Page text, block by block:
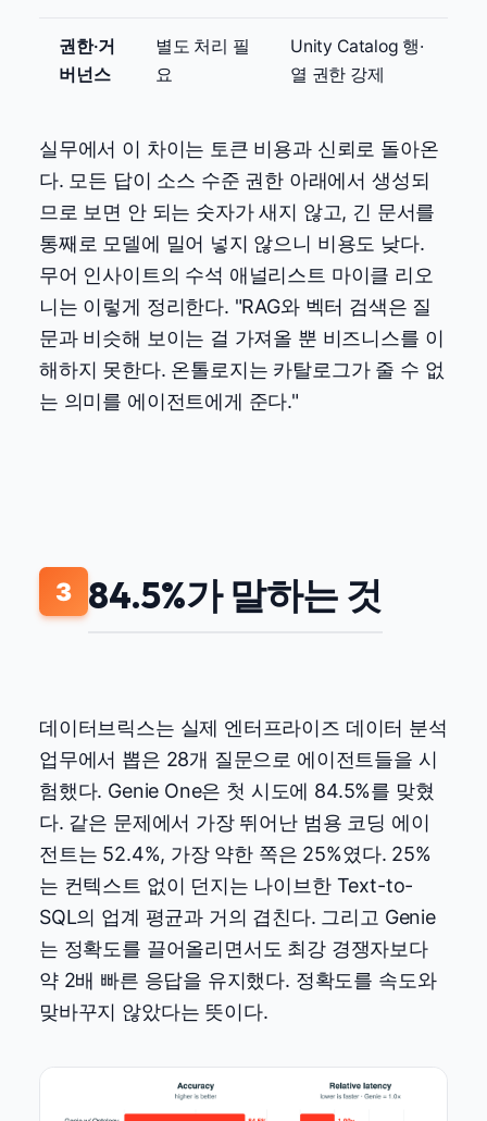
권한·거
버넌스
별도 처리 필
요
Unity Catalog 행·
열 권한 강제
실무에서 이 차이는 토큰 비용과 신뢰로 돌아온
다. 모든 답이 소스 수준 권한 아래에서 생성되
므로 보면 안 되는 숫자가 새지 않고, 긴 문서를
통째로 모델에 밀어 넣지 않으니 비용도 낮다.
무어 인사이트의 수석 애널리스트 마이클 리오
니는 이렇게 정리한다. "RAG와 벡터 검색은 질
문과 비슷해 보이는 걸 가져올 뿐 비즈니스를 이
해하지 못한다. 온톨로지는 카탈로그가 줄 수 없
는 의미를 에이전트에게 준다."
3 84.5%가 말하는 것
데이터브릭스는 실제 엔터프라이즈 데이터 분석
업무에서 뽑은 28개 질문으로 에이전트들을 시
험했다. Genie One은 첫 시도에 84.5%를 맞혔
다. 같은 문제에서 가장 뛰어난 범용 코딩 에이
전트는 52.4%, 가장 약한 쪽은 25%였다. 25%
는 컨텍스트 없이 던지는 나이브한 Text-to-
SQL의 업계 평균과 거의 겹친다. 그리고 Genie
는 정확도를 끌어올리면서도 최강 경쟁자보다
약 2배 빠른 응답을 유지했다. 정확도를 속도와
맞바꾸지 않았다는 뜻이다.